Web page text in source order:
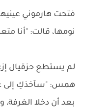
فتحت هارموني
نومها، قالت: "أنا
لم يستطع حزقيال
همس: "سآخذكِ إلى
بعد أن دخلا